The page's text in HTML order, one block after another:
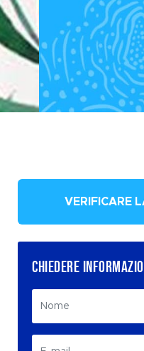
VERIFICARE
CHIEDERE